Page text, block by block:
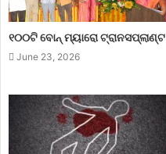
୧୦୦ଟି ବୋନ୍ ମ୍ୟାରୋ ଟ୍ରାନସପ୍ଲାଣ୍ଟ
June 23, 2026